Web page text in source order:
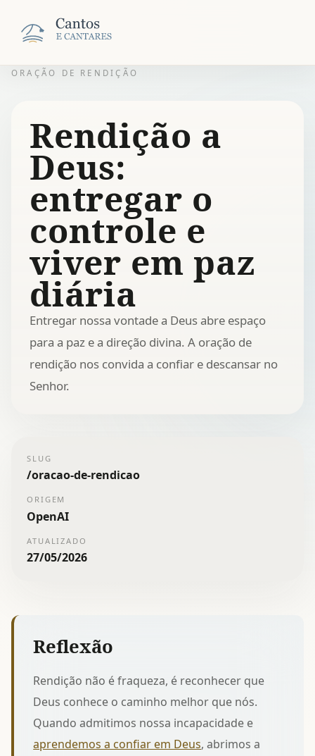
ORAÇÃO DE RENDIÇÃO
Rendição a
Deus:
entregar o
controle e
viver em paz
diária
Entregar nossa vontade a Deus abre espaço
para a paz e a direção divina. A oração de
rendição nos convida a confiar e descansar no
Senhor.
SLUG
/oracao-de-rendicao
ORIGEM
OpenAI
ATUALIZADO
27/05/2026
Reflexão
Rendição não é fraqueza, é reconhecer que
Deus conhece o caminho melhor que nós.
Quando admitimos nossa incapacidade e
aprendemos a confiar em Deus, abrimos a